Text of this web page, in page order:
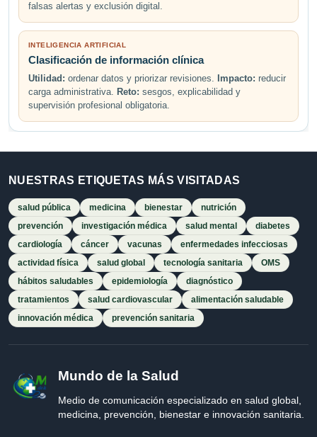
falsas alertas y exclusión digital.
INTELIGENCIA ARTIFICIAL
Clasificación de información clínica
Utilidad: ordenar datos y priorizar revisiones. Impacto: reducir
carga administrativa. Reto: sesgos, explicabilidad y
supervisión profesional obligatoria.
NUESTRAS ETIQUETAS MÁS VISITADAS
salud pública medicina bienestar
nutrición
prevención
investigación médica salud mental
diabetes
cardiología
cáncer vacunas
enfermedades infecciosas
actividad física
salud global tecnología sanitaria
OMS
hábitos saludables
epidemiología
diagnóstico
tratamientos
salud cardiovascular
alimentación saludable
innovación médica
prevención sanitaria
Mundo de la Salud
Medio de comunicación especializado en salud global,
medicina, prevención, bienestar e innovación sanitaria.